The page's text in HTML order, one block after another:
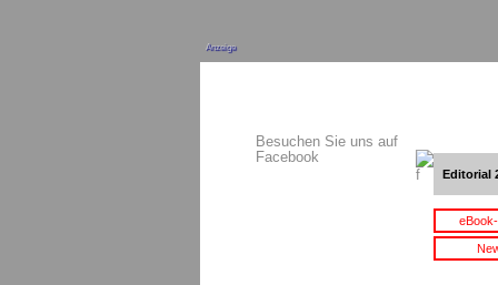
Anzeige
Besuchen Sie uns auf
Facebook
Editorial